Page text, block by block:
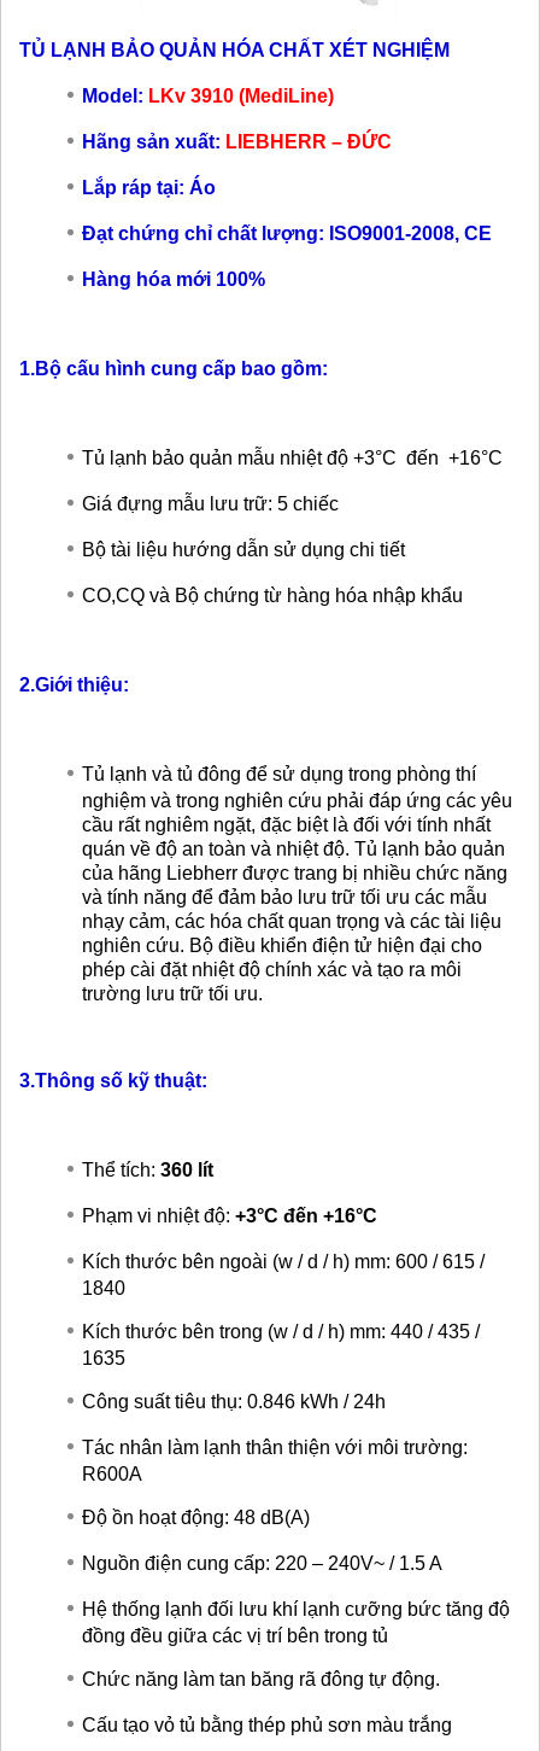
TỦ LẠNH BẢO QUẢN HÓA CHẤT XÉT NGHIỆM
Model: LKv 3910 (MediLine)
Hãng sản xuất: LIEBHERR – ĐỨC
Lắp ráp tại: Áo
Đạt chứng chỉ chất lượng: ISO9001-2008, CE
Hàng hóa mới 100%
1.Bộ cấu hình cung cấp bao gồm:
Tủ lạnh bảo quản mẫu nhiệt độ +3°C đến +16°C
Giá đựng mẫu lưu trữ: 5 chiếc
Bộ tài liệu hướng dẫn sử dụng chi tiết
CO,CQ và Bộ chứng từ hàng hóa nhập khẩu
2.Giới thiệu:
Tủ lạnh và tủ đông để sử dụng trong phòng thí
nghiệm và trong nghiên cứu phải đáp ứng các yêu
cầu rất nghiêm ngặt, đặc biệt là đối với tính nhất
quán về độ an toàn và nhiệt độ. Tủ lạnh bảo quản
của hãng Liebherr được trang bị nhiều chức năng
và tính năng để đảm bảo lưu trữ tối ưu các mẫu
nhạy cảm, các hóa chất quan trọng và các tài liệu
nghiên cứu. Bộ điều khiển điện tử hiện đại cho
phép cài đặt nhiệt độ chính xác và tạo ra môi
trường lưu trữ tối ưu.
3.Thông số kỹ thuật:
Thể tích: 360 lít
Phạm vi nhiệt độ: +3°C đến +16°C
Kích thước bên ngoài (w / d / h) mm: 600 / 615 /
1840
Kích thước bên trong (w / d / h) mm: 440 / 435 /
1635
Công suất tiêu thụ: 0.846 kWh / 24h
Tác nhân làm lạnh thân thiện với môi trường:
R600A
Độ ồn hoạt động: 48 dB(A)
Nguồn điện cung cấp: 220 – 240V~ / 1.5 A
Hệ thống lạnh đối lưu khí lạnh cưỡng bức tăng độ
đồng đều giữa các vị trí bên trong tủ
Chức năng làm tan băng rã đông tự động.
Cấu tạo vỏ tủ bằng thép phủ sơn màu trắng